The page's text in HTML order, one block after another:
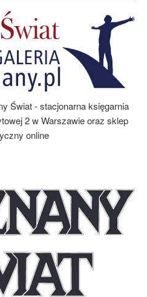
Świat - stacjonarna księgarnia
2 w Warszawie oraz sklep
online